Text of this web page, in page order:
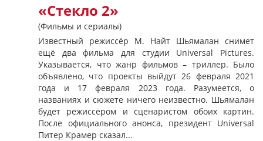
«Стекло 2»
(Фильмы и сериалы)
Известный режиссёр М. Найт Шьямалан снимет
ещё два фильма для студии Universal Pictures.
Указывается, что жанр фильмов – триллер. Было
объявлено, что проекты выйдут 26 февраля 2021
года и 17 февраля 2023 года. Разумеется, о
названиях и сюжете ничего неизвестно. Шьямалан
будет режиссёром и сценаристом обоих картин.
После официального анонса, президент Universal
Питер Крамер сказал...